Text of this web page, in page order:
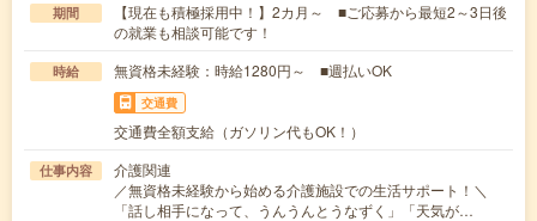
期間
【現在も積極採用中！】2カ月～ ■ご応募から最短2～3日後
の就業も相談可能です！
時給 無資格未経験：時給1280円～ ■週払いOK
交通費
交通費全額支給（ガソリン代もOK！）
仕事内容
介護関連
／無資格未経験から始める介護施設での生活サポート！＼
「話し相手になって、うんうんとうなずく」「天気が…